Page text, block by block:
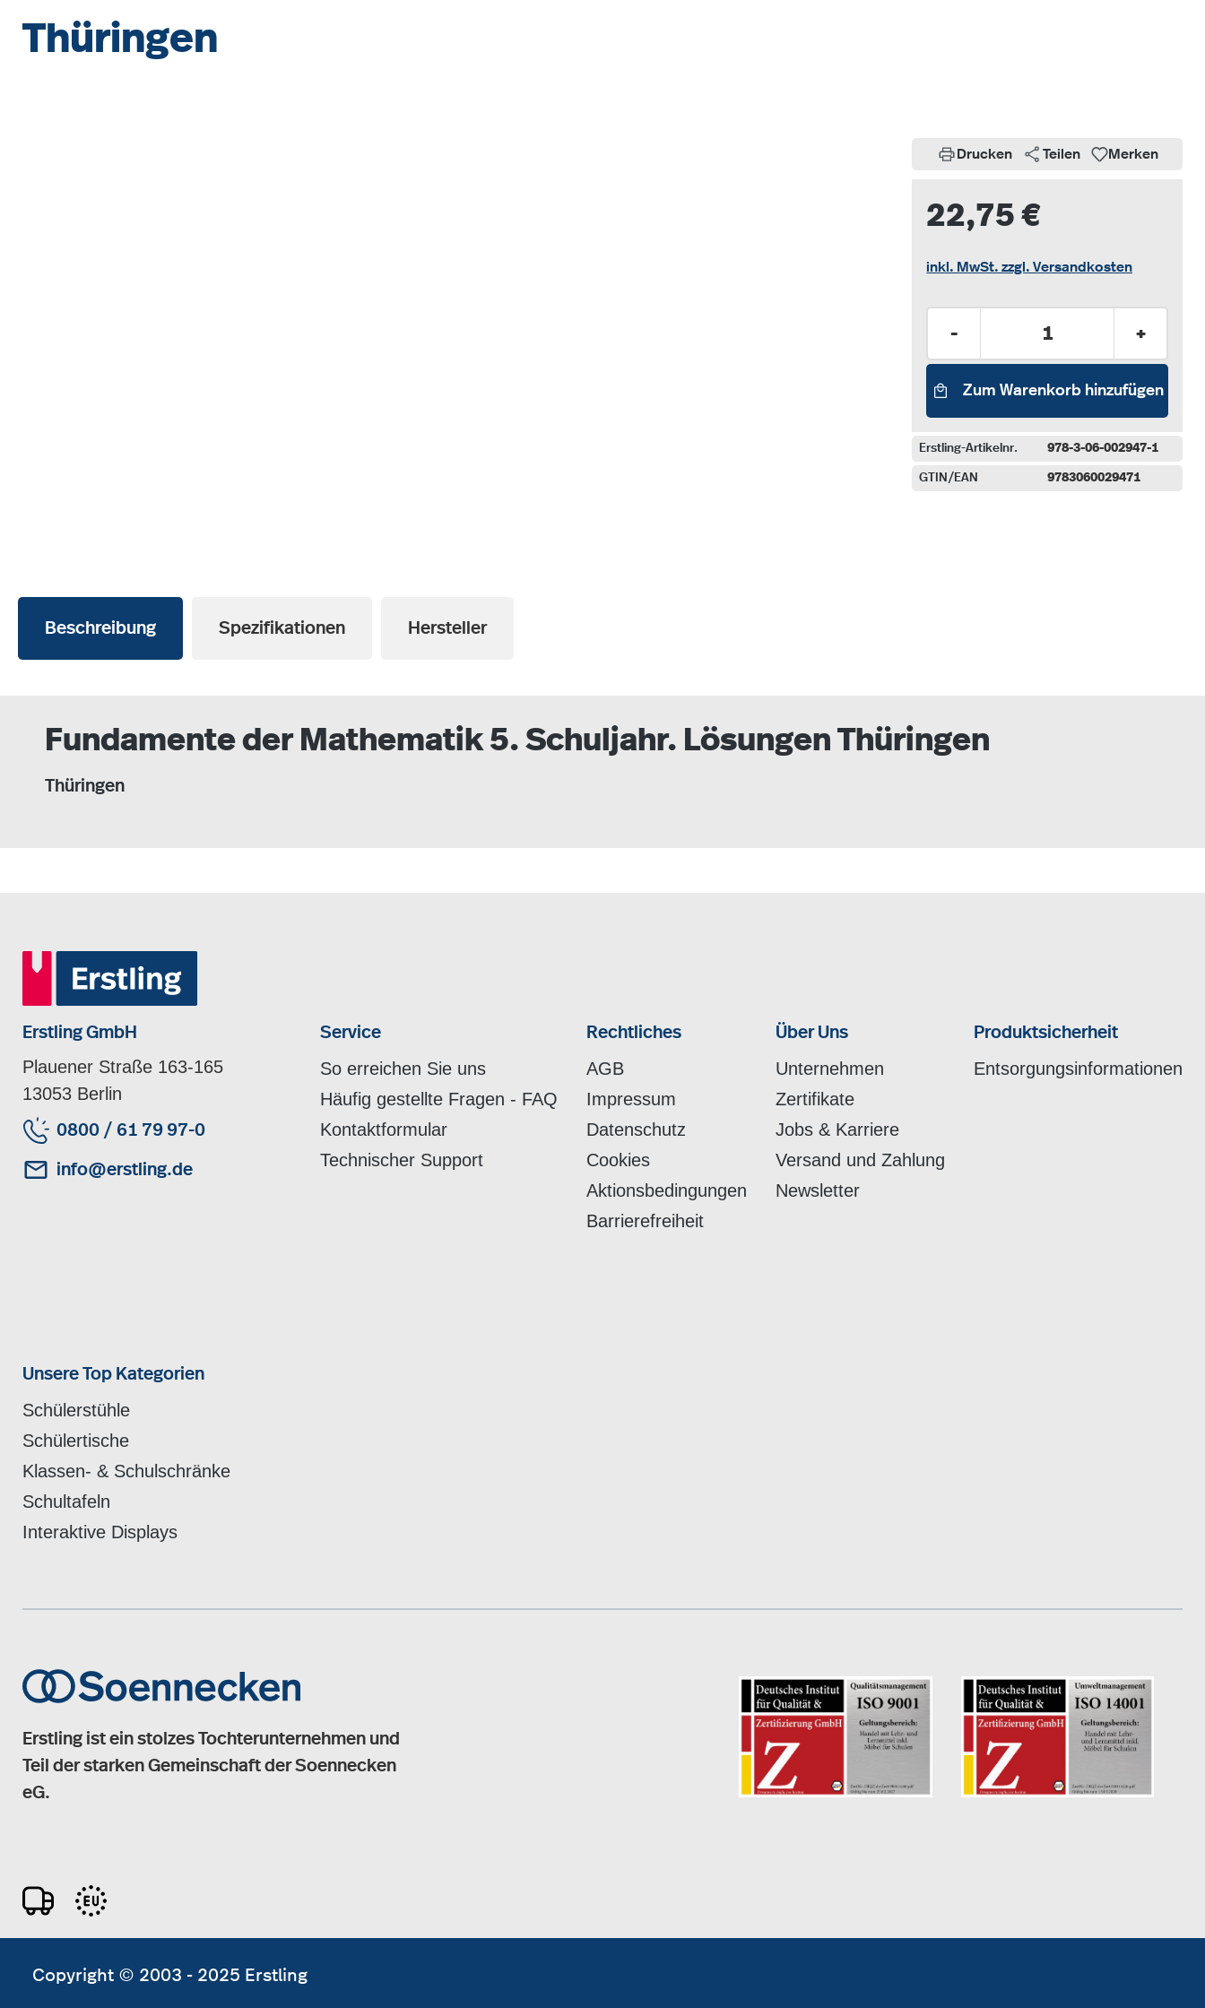
Thüringen
Drucken
Teilen Merken
22,75 €
inkl. MwSt. zzgl. Versandkosten
Produkt Anzahl: Gib den
- +
Zum Warenkorb hinzufügen
Erstling-Artikelnr. 978-3-06-002947-1
GTIN/EAN 9783060029471
Beschreibung Spezifikationen Hersteller
Fundamente der Mathematik 5. Schuljahr. Lösungen Thüringen
Thüringen
Erstling GmbH
Plauener Straße 163-165
13053 Berlin
0800 / 61 79 97-0
info@erstling.de
Service
So erreichen Sie uns
Häufig gestellte Fragen - FAQ
Kontaktformular
Technischer Support
Rechtliches
AGB
Impressum
Datenschutz
Cookies
Aktionsbedingungen
Barrierefreiheit
Über Uns
Unternehmen
Zertifikate
Jobs & Karriere
Versand und Zahlung
Newsletter
Produktsicherheit
Entsorgungsinformationen
Unsere Top Kategorien
Schülerstühle
Schülertische
Klassen- & Schulschränke
Schultafeln
Interaktive Displays
Erstling ist ein stolzes Tochterunternehmen und
Teil der starken Gemeinschaft der Soennecken
eG.
Copyright © 2003 - 2025 Erstling